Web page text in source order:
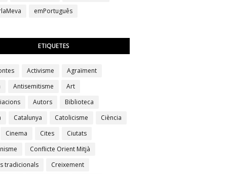
emPortuguês
ETIQUETES
Activisme
Agraïment
Antisemitisme
Art
Autors
Biblioteca
Catalunya Catolicisme
Ciència
Cinema Cites
Ciutats
Conflicte Orient Mitjà
tradicionals
Creixement